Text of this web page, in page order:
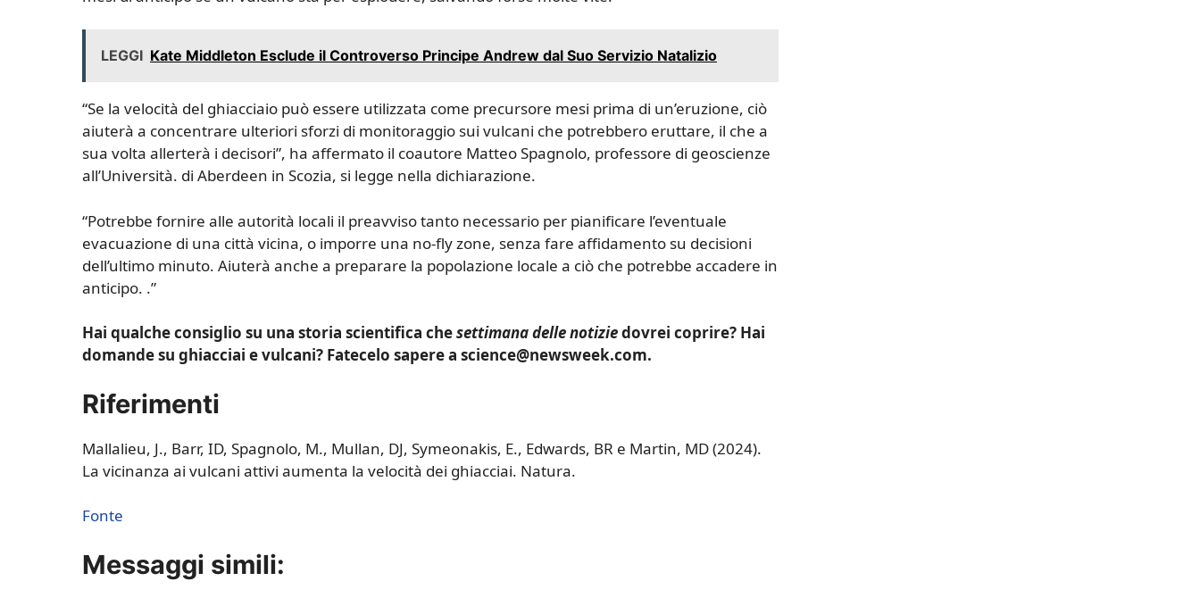
LEGGI Kate Middleton Esclude il Controverso Principe Andrew dal Suo Servizio Natalizio
“Se la velocità del ghiacciaio può essere utilizzata come precursore mesi prima di un’eruzione, ciò
aiuterà a concentrare ulteriori sforzi di monitoraggio sui vulcani che potrebbero eruttare, il che a
sua volta allerterà i decisori”, ha affermato il coautore Matteo Spagnolo, professore di geoscienze
all’Università. di Aberdeen in Scozia, si legge nella dichiarazione.
“Potrebbe fornire alle autorità locali il preavviso tanto necessario per pianificare l’eventuale
evacuazione di una città vicina, o imporre una no-fly zone, senza fare affidamento su decisioni
dell’ultimo minuto. Aiuterà anche a preparare la popolazione locale a ciò che potrebbe accadere in
anticipo. .”
Hai qualche consiglio su una storia scientifica chesettimana delle notiziedovrei coprire? Hai
domande su ghiacciai e vulcani? Fatecelo sapere a science@newsweek.com.
Riferimenti
Mallalieu, J., Barr, ID, Spagnolo, M., Mullan, DJ, Symeonakis, E., Edwards, BR e Martin, MD (2024).
La vicinanza ai vulcani attivi aumenta la velocità dei ghiacciai. Natura.
Fonte
Messaggi simili: